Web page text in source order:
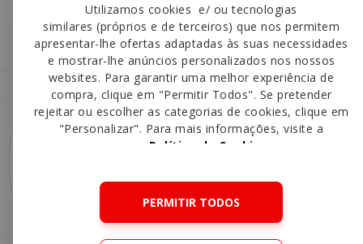
Utilizamos cookies e/ ou tecnologias
similares (próprios e de terceiros) que nos permitem
apresentar-lhe ofertas adaptadas às suas necessidades
e mostrar-lhe anúncios personalizados nos nossos
websites. Para garantir uma melhor experiência de
compra, clique em "Permitir Todos". Se pretender
rejeitar ou escolher as categorias de cookies, clique em
"Personalizar". Para mais informações, visite a
Política de Cookies
PERMITIR TODOS